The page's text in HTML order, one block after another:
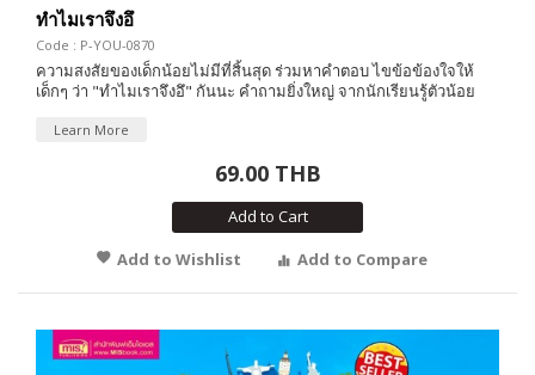
ทำไมเราจึงอึ
Code : P-YOU-0870
ความสงสัยของเด็กน้อยไม่มีที่สิ้นสุด ร่วมหาคำตอบ ไขข้อข้องใจให้
เด็กๆ ว่า "ทำไมเราจึงอึ" กันนะ คำถามยิ่งใหญ่ จากนักเรียนรู้ตัวน้อย
Learn More
69.00 THB
Add to Cart
Add to Wishlist
Add to Compare